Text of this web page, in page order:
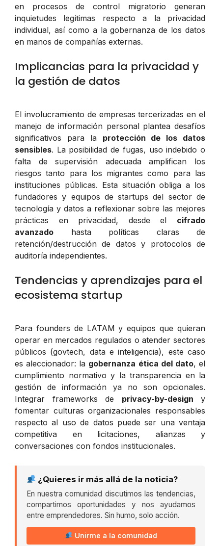
en procesos de control migratorio generan
inquietudes legítimas respecto a la privacidad
individual, así como a la gobernanza de los datos
en manos de compañías externas.
Implicancias para la privacidad y
la gestión de datos
El involucramiento de empresas tercerizadas en el
manejo de información personal plantea desafíos
significativos para la protección de los datos
sensibles. La posibilidad de fugas, uso indebido o
falta de supervisión adecuada amplifican los
riesgos tanto para los migrantes como para las
instituciones públicas. Esta situación obliga a los
fundadores y equipos de startups del sector de
tecnología y datos a reflexionar sobre las mejores
prácticas en privacidad, desde el cifrado
avanzado hasta políticas claras de
retención/destrucción de datos y protocolos de
auditoría independientes.
Tendencias y aprendizajes para el
ecosistema startup
Para founders de LATAM y equipos que quieran
operar en mercados regulados o atender sectores
públicos (govtech, data e inteligencia), este caso
es aleccionador: la gobernanza ética del dato, el
cumplimiento normativo y la transparencia en la
gestión de información ya no son opcionales.
Integrar frameworks de privacy-by-design y
fomentar culturas organizacionales responsables
respecto al uso de datos puede ser una ventaja
competitiva en licitaciones, alianzas y
conversaciones con fondos institucionales.
¿Quieres ir más allá de la noticia?
En nuestra comunidad discutimos las tendencias,
compartimos oportunidades y nos ayudamos
entre emprendedores. Sin humo, solo acción.
Unirme a la comunidad